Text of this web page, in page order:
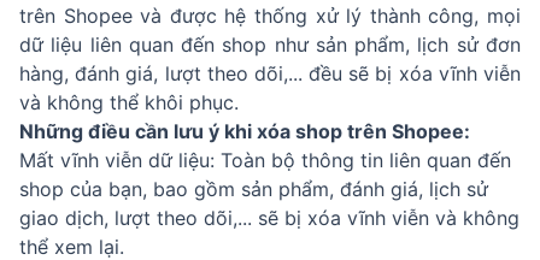
trên Shopee và được hệ thống xử lý thành công, mọi
dữ liệu liên quan đến shop như sản phẩm, lịch sử đơn
hàng, đánh giá, lượt theo dõi,... đều sẽ bị xóa vĩnh viễn
và không thể khôi phục.
Những điều cần lưu ý khi xóa shop trên Shopee:
Mất vĩnh viễn dữ liệu: Toàn bộ thông tin liên quan đến
shop của bạn, bao gồm sản phẩm, đánh giá, lịch sử
giao dịch, lượt theo dõi,... sẽ bị xóa vĩnh viễn và không
thể xem lại.